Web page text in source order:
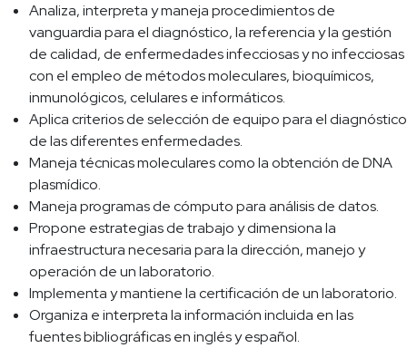
Analiza, interpreta y maneja procedimientos de
vanguardia para el diagnóstico, la referencia y la gestión
de calidad, de enfermedades infecciosas y no infecciosas
con el empleo de métodos moleculares, bioquímicos,
inmunológicos, celulares e informáticos.
Aplica criterios de selección de equipo para el diagnóstico
de las diferentes enfermedades.
Maneja técnicas moleculares como la obtención de DNA
plasmídico.
Maneja programas de cómputo para análisis de datos.
Propone estrategias de trabajo y dimensiona la
infraestructura necesaria para la dirección, manejo y
operación de un laboratorio.
Implementa y mantiene la certificación de un laboratorio.
Organiza e interpreta la información incluida en las
fuentes bibliográficas en inglés y español.